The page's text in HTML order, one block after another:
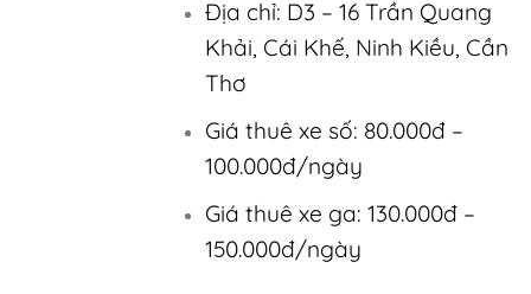
Địa chỉ: D3 – 16 Trần Quang
Khải, Cái Khế, Ninh Kiều, Cần
Thơ
Giá thuê xe số: 80.000đ –
100.000đ/ngày
Giá thuê xe ga: 130.000đ –
150.000đ/ngày